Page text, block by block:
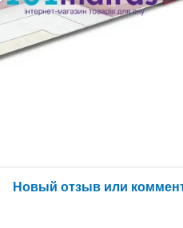
Новый отзыв или